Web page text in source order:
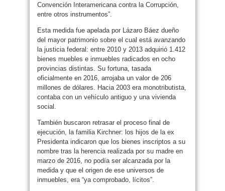
Convención Interamericana contra la Corrupción,
entre otros instrumentos”.
Esta medida fue apelada por Lázaro Báez dueño
del mayor patrimonio sobre el cual está avanzando
la justicia federal: entre 2010 y 2013 adquirió 1.412
bienes muebles e inmuebles radicados en ocho
provincias distintas. Su fortuna, tasada
oficialmente en 2016, arrojaba un valor de 206
millones de dólares. Hacia 2003 era monotributista,
contaba con un vehículo antiguo y una vivienda
social.
También buscaron retrasar el proceso final de
ejecución, la familia Kirchner: los hijos de la ex
Presidenta indicaron que los bienes inscriptos a su
nombre tras la herencia realizada por su madre en
marzo de 2016, no podía ser alcanzada por la
medida y que el origen de ese universos de
inmuebles, era “ya comprobado, lícitos”.